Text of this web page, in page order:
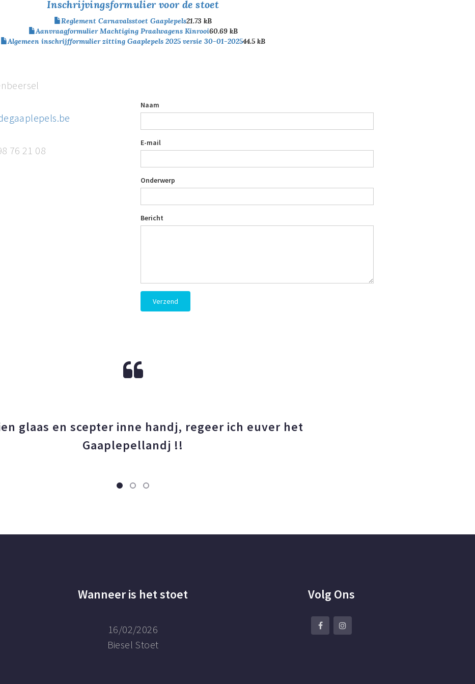
Inschrijvingsformulier voor de stoet
Reglement Carnavalsstoet Gaaplepels21.73 kB
Aanvraagformulier Machtiging Praalwagens Kinrooi60.69 kB
Algemeen inschrijfformulier zitting Gaaplepels 2025 versie 30-01-202544.5 kB
76 21 08
Naam
E-mail
Onderwerp
Bericht
Verzend
glaas en scepter inne handj, regeer ich euver het
Gaaplepellandj !!
Wanneer is het stoet
16/02/2026
Biesel Stoet
Volg Ons